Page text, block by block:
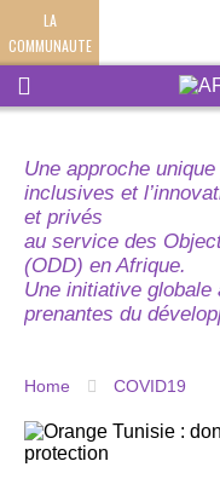
LA
COMMUNAUTE
Une approche
inclusives et
et privés
au service des
(ODD) en Afrique.
Une initiative globale
prenantes du
Home COVID19